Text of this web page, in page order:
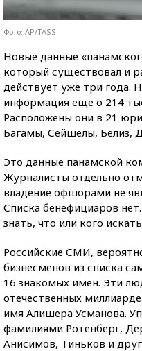
Фото: AP/TASS
Новые данные
который существовал и
действует уже три года.
информация еще о 214
Расположены они в 21
Багамы, Сейшелы, Белиз,
Это данные панамской
Журналисты отдельно
владение офшорами не
Списка бенефициаров
знать, что или кого
Российские СМИ,
бизнесменов из списка
16 знакомых имен. Эти
отечественных
имя Алишера Усманова.
фамилиями Ротенберг,
Анисимов, Тиньков и